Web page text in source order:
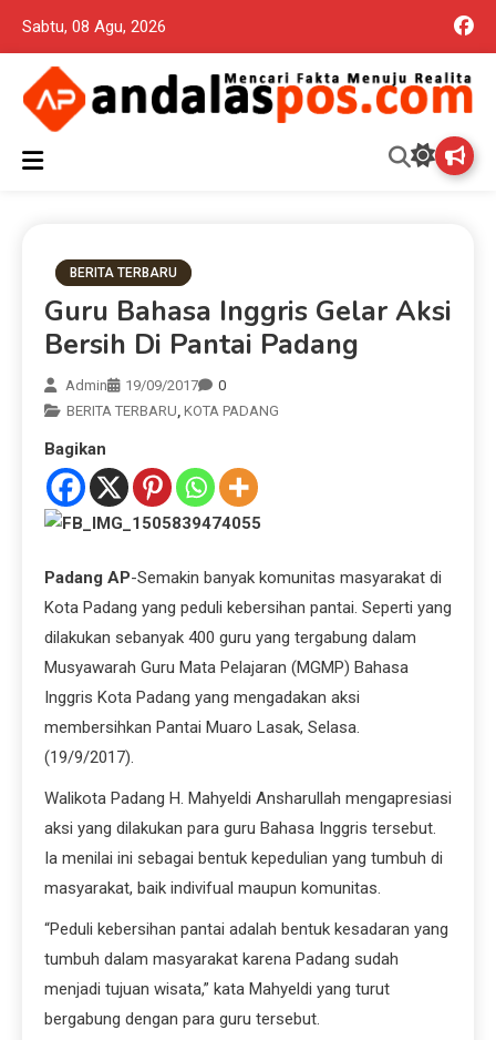
Sabtu, 08 Agu, 2026
Andalas Pos Situs Berita
Mencari Fakta Menuju Realita memuat ragam berita aktual dan
terpercaya seputar politik nasional, daerah dan ragam berita
BERITA TERBARU
Guru Bahasa Inggris Gelar Aksi
Bersih Di Pantai Padang
Admin 19/09/2017
0
BERITA TERBARU KOTA PADANG
Bagikan
Padang AP-Semakin banyak komunitas masyarakat di
Kota Padang yang peduli kebersihan pantai. Seperti yang
dilakukan sebanyak 400 guru yang tergabung dalam
Musyawarah Guru Mata Pelajaran (MGMP) Bahasa
Inggris Kota Padang yang mengadakan aksi
membersihkan Pantai Muaro Lasak, Selasa.
(19/9/2017).
Walikota Padang H. Mahyeldi Ansharullah mengapresiasi
aksi yang dilakukan para guru Bahasa Inggris tersebut.
Ia menilai ini sebagai bentuk kepedulian yang tumbuh di
masyarakat, baik indivifual maupun komunitas.
“Peduli kebersihan pantai adalah bentuk kesadaran yang
tumbuh dalam masyarakat karena Padang sudah
menjadi tujuan wisata,” kata Mahyeldi yang turut
bergabung dengan para guru tersebut.